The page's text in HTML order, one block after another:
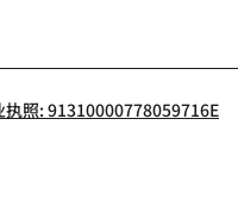
执照: 91310000778059716E